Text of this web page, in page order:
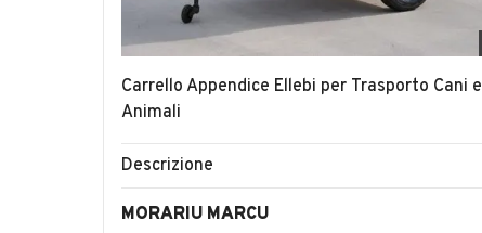
Carrello Appendice Ellebi per Trasporto Cani e
Animali
Descrizione
MORARIU MARCU